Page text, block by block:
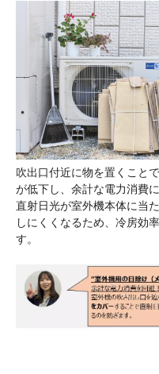
吹出口付近に物を置くこと
が低下し、余計な電力消費
直射日光が室外機本体に当
しにくくなるため、冷房効
す。